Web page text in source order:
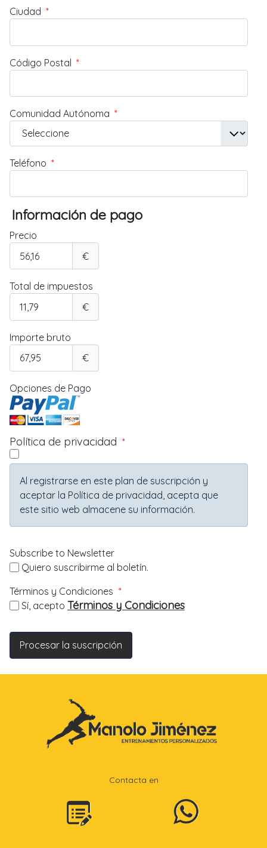
Ciudad *
Código Postal *
Comunidad Autónoma *
Teléfono *
Información de pago
Precio
€
Total de impuestos
€
Importe bruto
€
Opciones de Pago
Política de privacidad *
Al registrarse en este plan de suscripción y
aceptar la Política de privacidad, acepta que
este sitio web almacene su información.
Subscribe to Newsletter
Quiero suscribirme al boletín.
Términos y Condiciones *
Sí, acepto Términos y Condiciones
Contacta en